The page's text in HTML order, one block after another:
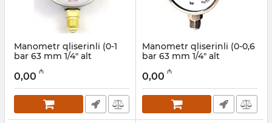
Manometr qliserinli (0-1
bar 63 mm 1/4" alt
0631001102
Artikul: 006001214
0,00 ₼
Manometr qliserinli (0-0,6
bar 63 mm 1/4" alt
0631001101
Artikul: 006001213
0,00 ₼